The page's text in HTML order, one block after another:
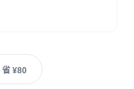
省 ¥80